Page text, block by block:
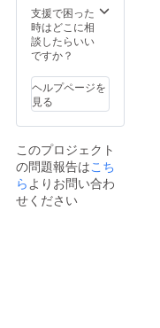
く語りま
す。
愛を全身全
霊で伝えま
す。
はもはや存
在しませ
ん！
KSに、
あなた
のお名
前(HN)
決起会
の場所
は、支
援者の
ジェク
ト終了
後、
メッ
援者の
みプロ
ジェク
ト終了
メッ
セージ
機能に
てお伝
しま
す。 ※
支援時
に備考
欄（リ
バーよ
りお礼
の音声
メッ
トラッ
ク
（CD-R
仕様
版) ・決
起会参
加券
（メン
バーと
支援で困った
時はどこに相
談したらいい
ですか？
ヘルプページを
見る
このプロジェクト
の問題報告はこち
ら よりお問い合わ
せください